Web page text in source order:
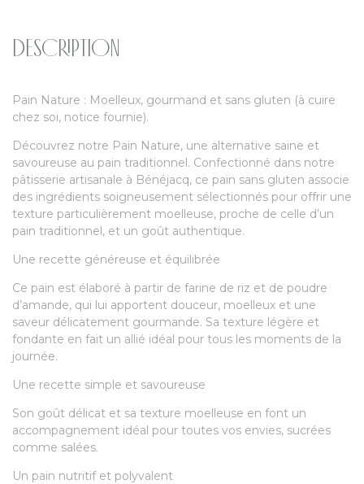
DESCRIPTION
Pain Nature : Moelleux, gourmand et sans gluten (à cuire
chez soi, notice fournie).
Découvrez notre Pain Nature, une alternative saine et
savoureuse au pain traditionnel. Confectionné dans notre
pâtisserie artisanale à Bénéjacq, ce pain sans gluten associe
des ingrédients soigneusement sélectionnés pour offrir une
texture particulièrement moelleuse, proche de celle d’un
pain traditionnel, et un goût authentique.
Une recette généreuse et équilibrée
Ce pain est élaboré à partir de farine de riz et de poudre
d’amande, qui lui apportent douceur, moelleux et une
saveur délicatement gourmande. Sa texture légère et
fondante en fait un allié idéal pour tous les moments de la
journée.
Une recette simple et savoureuse
Son goût délicat et sa texture moelleuse en font un
accompagnement idéal pour toutes vos envies, sucrées
comme salées.
Un pain nutritif et polyvalent